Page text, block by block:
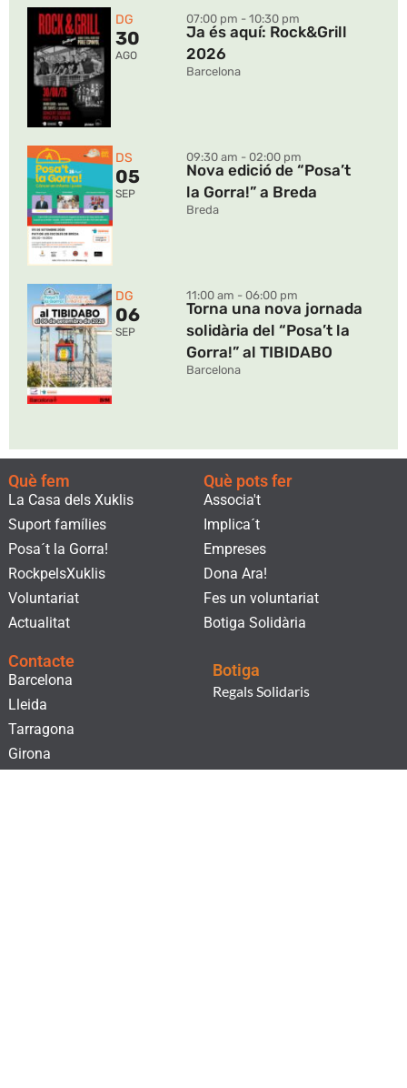
DG
30
AGO
07:00 pm - 10:30 pm
Ja és aquí: Rock&Grill
2026
Barcelona
DS
05
SEP
09:30 am - 02:00 pm
Nova edició de “Posa’t
la Gorra!” a Breda
Breda
DG
06
SEP
11:00 am - 06:00 pm
Torna una nova jornada
solidària del “Posa’t la
Gorra!” al TIBIDABO
Barcelona
Què fem
La Casa dels Xuklis
Suport famílies
Posa´t la Gorra!
RockpelsXuklis
Voluntariat
Actualitat
Què pots fer
Associa't
Implica´t
Empreses
Dona Ara!
Fes un voluntariat
Botiga Solidària
Contacte
Barcelona
Lleida
Tarragona
Girona
Botiga
Regals Solidaris